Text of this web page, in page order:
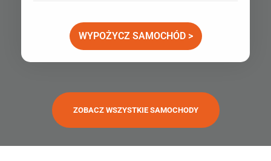
WYPOŻYCZ SAMOCHÓD >
ZOBACZ WSZYSTKIE SAMOCHODY